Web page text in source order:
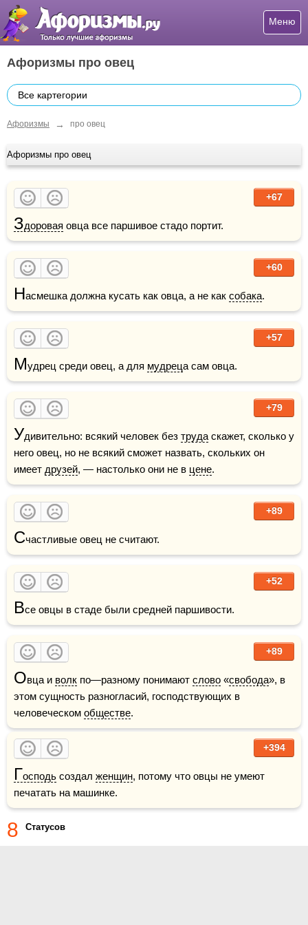
Меню
Афоризмы про овец
Все картегории
Афоризмы → про овец
Афоризмы про овец
+67
Здоровая овца все паршивое стадо портит.
+60
Насмешка должна кусать как овца, а не как собака.
+57
Мудрец среди овец, а для мудреца сам овца.
+79
Удивительно: всякий человек без труда скажет, сколько у
него овец, но не всякий сможет назвать, скольких он
имеет друзей, — настолько они не в цене.
+89
Счастливые овец не считают.
+52
Все овцы в стаде были средней паршивости.
+89
Овца и волк по—разному понимают слово «свобода», в
этом сущность разногласий, господствующих в
человеческом обществе.
+394
Господь создал женщин, потому что овцы не умеют
печатать на машинке.
8 Статусов